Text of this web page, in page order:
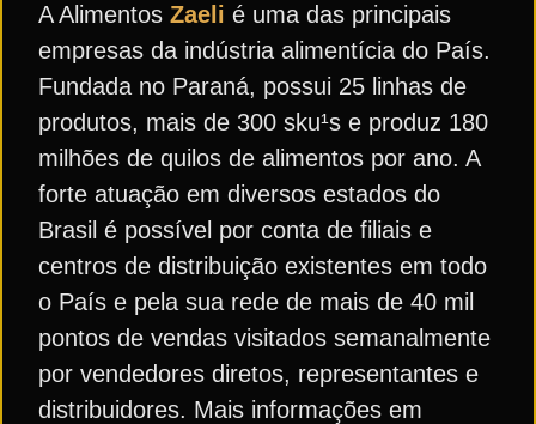
A Alimentos Zaeli é uma das principais
empresas da indústria alimentícia do País.
Fundada no Paraná, possui 25 linhas de
produtos, mais de 300 sku¹s e produz 180
milhões de quilos de alimentos por ano. A
forte atuação em diversos estados do
Brasil é possível por conta de filiais e
centros de distribuição existentes em todo
o País e pela sua rede de mais de 40 mil
pontos de vendas visitados semanalmente
por vendedores diretos, representantes e
distribuidores. Mais informações em